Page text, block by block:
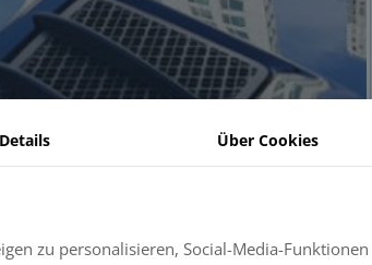
Details Über Cookies
zu personalisieren, Social-Media-Funktionen